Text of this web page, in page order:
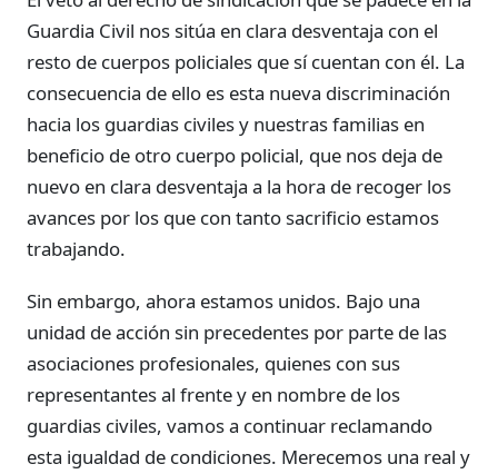
Guardia Civil nos sitúa en clara desventaja con el
resto de cuerpos policiales que sí cuentan con él. La
consecuencia de ello es esta nueva discriminación
hacia los guardias civiles y nuestras familias en
beneficio de otro cuerpo policial, que nos deja de
nuevo en clara desventaja a la hora de recoger los
avances por los que con tanto sacrificio estamos
trabajando.
Sin embargo, ahora estamos unidos. Bajo una
unidad de acción sin precedentes por parte de las
asociaciones profesionales, quienes con sus
representantes al frente y en nombre de los
guardias civiles, vamos a continuar reclamando
esta igualdad de condiciones. Merecemos una real y